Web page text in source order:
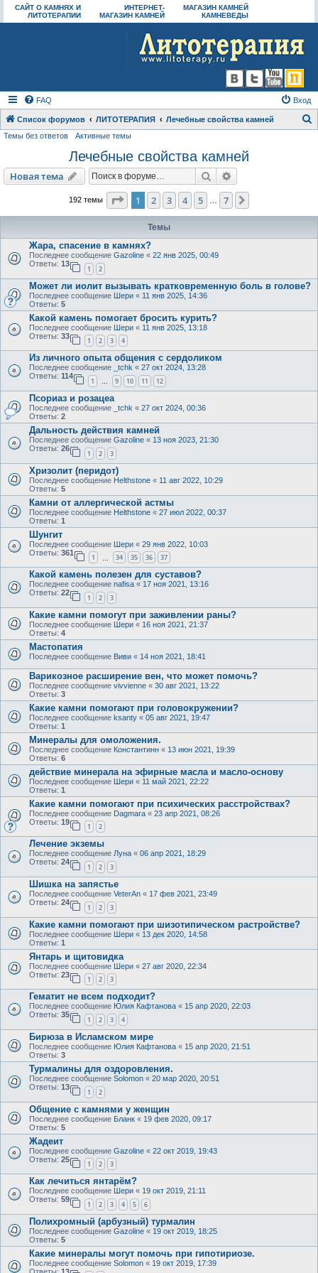
САЙТ О КАМНЯХ И
ЛИТОТЕРАПИИ
ИНТЕРНЕТ-
МАГАЗИН КАМНЕЙ
МАГАЗИН КАМНЕЙ
КАМНЕВЕДЫ
FAQ Вход
Список форумов ЛИТОТЕРАПИЯ Лечебные свойства камней
Темы без ответов Активные темы
Лечебные свойства камней
Новая тема Поиск
192 темы Страница из
1 2 3 4 5 7
Темы
Жара, спасение в камнях?
Последнее сообщение Gazoline « 22 янв 2025, 00:49
Ответы: 13
1 2
Может ли иолит вызывать кратковременную боль в голове?
Последнее сообщение Шери « 11 янв 2025, 14:36
Ответы: 5
Какой камень помогает бросить курить?
Последнее сообщение Шери « 11 янв 2025, 13:18
Ответы: 33
1 2 3 4
Из личного опыта общения с сердоликом
Последнее сообщение _tchk « 27 окт 2024, 13:28
Ответы: 114
1 … 9 10 11 12
Псориаз и розацеа
Последнее сообщение _tchk « 27 окт 2024, 00:36
Ответы: 2
Дальность действия камней
Последнее сообщение Gazoline « 13 ноя 2023, 21:30
Ответы: 26
1 2 3
Хризолит (перидот)
Последнее сообщение Helthstone « 11 авг 2022, 10:29
Ответы: 5
Камни от аллергической астмы
Последнее сообщение Helthstone « 27 июл 2022, 00:37
Ответы: 1
Шунгит
Последнее сообщение Шери « 29 янв 2022, 10:03
Ответы: 361
1 34 35 36 37
Какой камень полезен для суставов?
Последнее сообщение nafisa « 17 ноя 2021, 13:16
Ответы: 22
1 2 3
Какие камни помогут при заживлении раны?
Последнее сообщение Шери « 16 ноя 2021, 21:37
Ответы: 4
Мастопатия
Последнее сообщение Виви « 14 ноя 2021, 18:41
Варикозное расширение вен, что может помочь?
Последнее сообщение vivvienne « 30 авг 2021, 13:22
Ответы: 3
Какие камни помогают при головокружении?
Последнее сообщение ksanty « 05 авг 2021, 19:47
Ответы: 1
Минералы для омоложения.
Последнее сообщение Константинн « 13 июн 2021, 19:39
Ответы: 6
действие минерала на эфирные масла и масло-основу
Последнее сообщение Шери « 11 май 2021, 22:22
Ответы: 1
Какие камни помогают при психических расстройствах?
Последнее сообщение Dagmara « 23 апр 2021, 08:26
Ответы: 19
1 2
Лечение экземы
Последнее сообщение Луна « 06 апр 2021, 18:29
Ответы: 24
1 2 3
Шишка на запястье
Последнее сообщение VeterAn « 17 фев 2021, 23:49
Ответы: 24
1 2 3
Какие камни помогают при шизотипическом растройстве?
Последнее сообщение Шери « 13 дек 2020, 14:58
Ответы: 1
Янтарь и щитовидка
Последнее сообщение Шери « 27 авг 2020, 22:34
Ответы: 23
1 2 3
Гематит не всем подходит?
Последнее сообщение Юлия Кафтанова « 15 апр 2020, 22:03
Ответы: 35
1 2 3 4
Бирюза в Исламском мире
Последнее сообщение Юлия Кафтанова « 15 апр 2020, 21:51
Ответы: 3
Турмалины для оздоровления.
Последнее сообщение Solomon « 20 мар 2020, 20:51
Ответы: 13
1 2
Общение с камнями у женщин
Последнее сообщение Бланк « 19 фев 2020, 09:17
Ответы: 5
Жадеит
Последнее сообщение Gazoline « 22 окт 2019, 19:43
Ответы: 25
1 2 3
Как лечиться янтарём?
Последнее сообщение Шери « 19 окт 2019, 21:11
Ответы: 59
1 2 3 4 5 6
Полихромный (арбузный) турмалин
Последнее сообщение Gazoline « 19 окт 2019, 18:25
Ответы: 5
Какие минералы могут помочь при гипотириозе.
Последнее сообщение Solomon « 19 окт 2019, 17:39